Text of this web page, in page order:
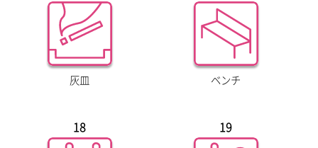
灰皿 ベンチ
18 19